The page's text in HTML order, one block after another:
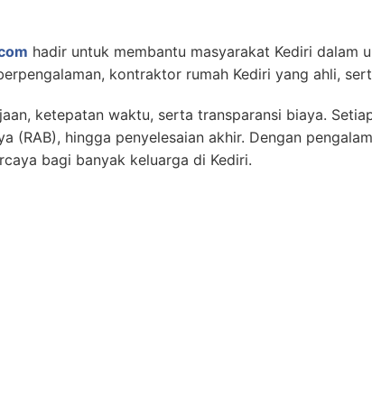
hadir untuk membantu masyarakat Kediri dalam
kontraktor rumah Kediri yang ahli,
ketepatan waktu, serta transparansi biaya.
(RAB), hingga penyelesaian akhir. Dengan
bagi banyak keluarga di Kediri.